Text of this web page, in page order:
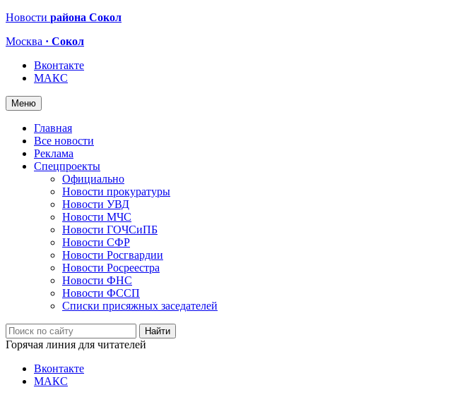
Новости района Сокол
Москва · Сокол
Вконтакте
МАКС
Меню
Главная
Все новости
Реклама
Спецпроекты
Официально
Новости прокуратуры
Новости УВД
Новости МЧС
Новости ГОЧСиПБ
Новости СФР
Новости Росгвардии
Новости Росреестра
Новости ФНС
Новости ФССП
Списки присяжных заседателей
Горячая линия для читателей
Вконтакте
МАКС